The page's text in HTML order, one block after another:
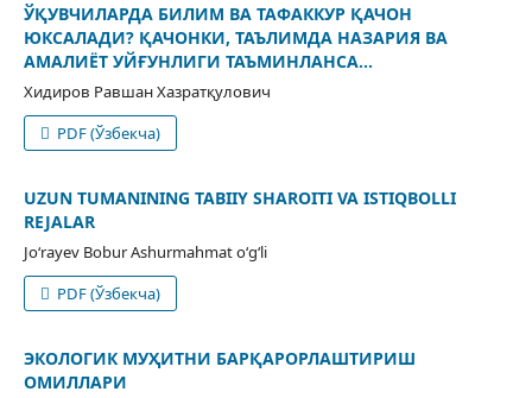
ЎҚУВЧИЛАРДА БИЛИМ ВА ТАФАККУР ҚАЧОН
ЮКСАЛАДИ? ҚАЧОНКИ, ТАЪЛИМДА НАЗАРИЯ ВА
АМАЛИЁТ УЙҒУНЛИГИ ТАЪМИНЛАНСА...
Хидиров Равшан Хазратқулович
PDF (Ўзбекча)
UZUN TUMANINING TABIIY SHAROITI VA ISTIQBOLLI
REJALAR
Jo‘rayev Bobur Ashurmahmat o‘g‘li
PDF (Ўзбекча)
ЭКОЛОГИК МУҲИТНИ БАРҚАРОРЛАШТИРИШ
ОМИЛЛАРИ